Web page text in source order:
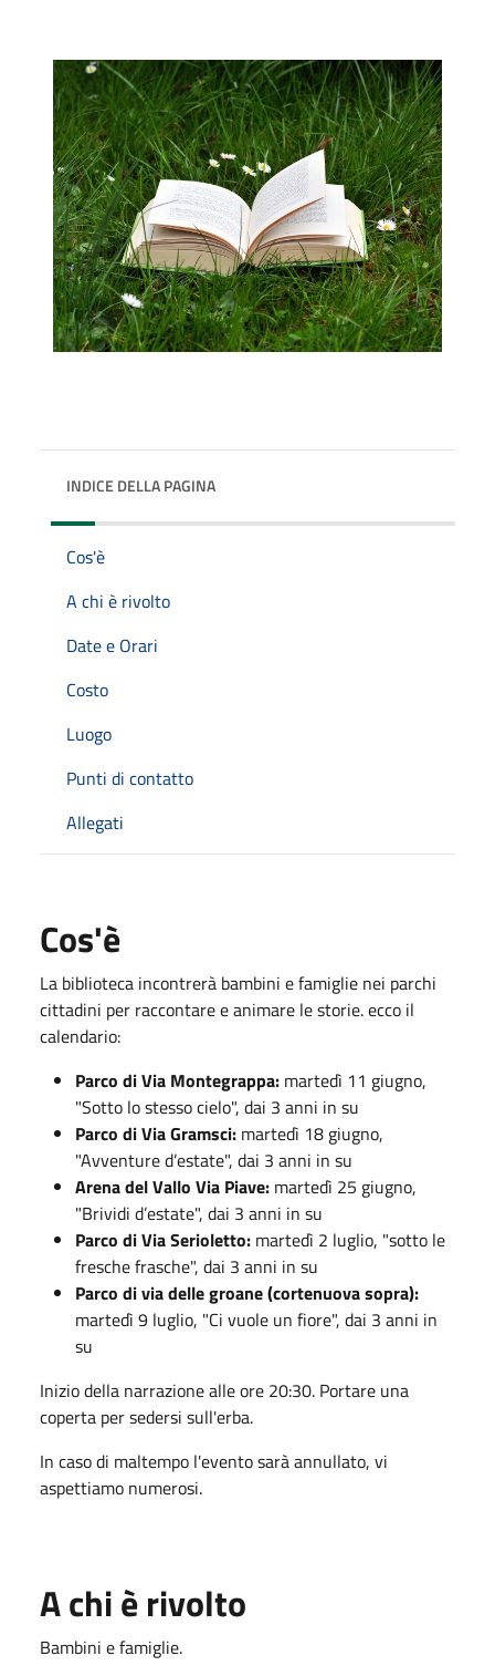
INDICE DELLA PAGINA
Cos'è
A chi è rivolto
Date e Orari
Costo
Luogo
Punti di contatto
Allegati
Cos'è
La biblioteca incontrerà bambini e famiglie nei parchi
cittadini per raccontare e animare le storie. ecco il
calendario:
Parco di Via Montegrappa: martedì 11 giugno,
"Sotto lo stesso cielo", dai 3 anni in su
Parco di Via Gramsci: martedì 18 giugno,
"Avventure d’estate", dai 3 anni in su
Arena del Vallo Via Piave: martedì 25 giugno,
"Brividi d’estate", dai 3 anni in su
Parco di Via Serioletto: martedì 2 luglio, "sotto le
fresche frasche", dai 3 anni in su
Parco di via delle groane (cortenuova sopra):
martedì 9 luglio, "Ci vuole un fiore", dai 3 anni in
su
Inizio della narrazione alle ore 20:30. Portare una
coperta per sedersi sull'erba.
In caso di maltempo l'evento sarà annullato, vi
aspettiamo numerosi.
A chi è rivolto
Bambini e famiglie.